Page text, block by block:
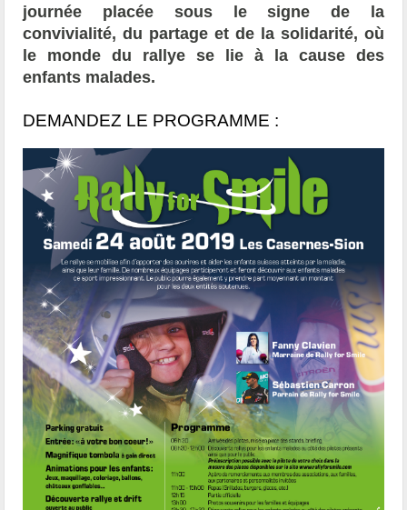
journée placée sous le signe de la
convivialité, du partage et de la solidarité, où
le monde du rallye se lie à la cause des
enfants malades.
DEMANDEZ LE PROGRAMME :